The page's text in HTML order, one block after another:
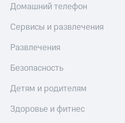
Домашний телефон
Сервисы и развлечения
Развлечения
Безопасность
Детям и родителям
Здоровье и фитнес